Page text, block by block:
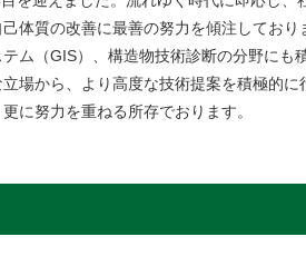
体質の改善に最善の努力を傾注しており
ム（GIS）、構造物技術診断の分野にも
場から、より高度な技術提案を積極的
に努力を重ねる所存でおります。